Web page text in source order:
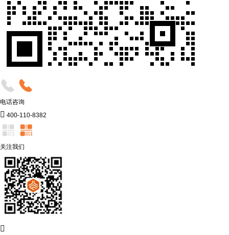
电话咨询
 400-110-8382
关注我们
